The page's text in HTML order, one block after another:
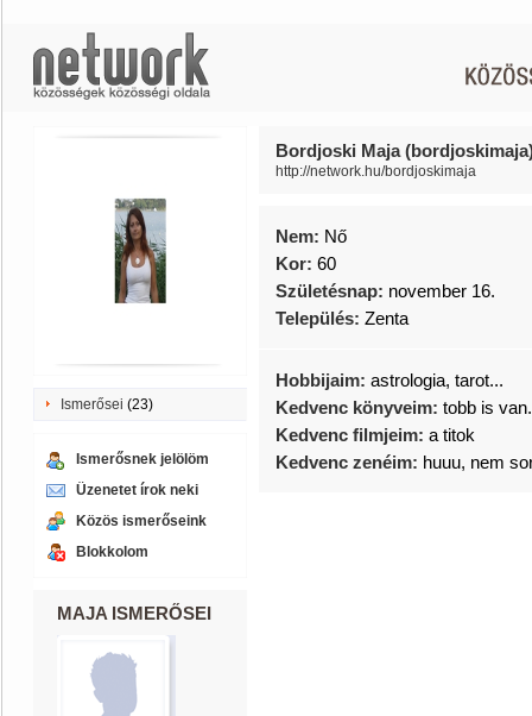
Ismerősei (23)
Ismerősnek jelölöm
Üzenetet írok neki
Közös ismerőseink
Blokkolom
MAJA ISMERŐSEI
Bordjoski Maja
http://network.hu/bordjoskimaja
Nem: Nő
Kor: 60
Születésnap: november 16.
Település: Zenta
Hobbijaim: astrologia, tarot...
Kedvenc könyveim: tobb is
Kedvenc filmjeim: a titok
Kedvenc zenéim: huuu, nem